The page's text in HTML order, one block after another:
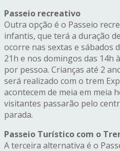
Passeio recreativo
Outra opção é o Passeio
infantis, que terá a duração
ocorre nas sextas e sábados
21h e nos domingos das 14h
por pessoa. Crianças até 2
será realizado com o trem
acontecem de meia em meia
visitantes passarão pelo
parada.
Passeio Turístico com o
A terceira alternativa é o